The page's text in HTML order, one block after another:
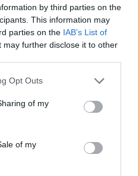
by third parties on the
This information may
parties on the IAB’s List of
may further disclose it to other
Opt Outs
of my
of my
με τα